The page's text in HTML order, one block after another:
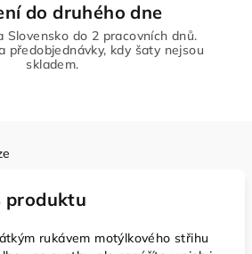
do druhého dne
Slovensko do 2 pracovních dnů.
předobjednávky, kdy šaty nejsou
skladem.
produktu
rukávem motýlkového střihu